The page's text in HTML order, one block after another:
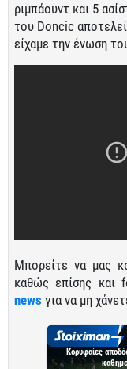
ριμπάουντ και 5
του Doncic
είχαμε την ένωση
Μπορείτε να μας
καθώς επίσης
news για να μη
Κορυφαίες